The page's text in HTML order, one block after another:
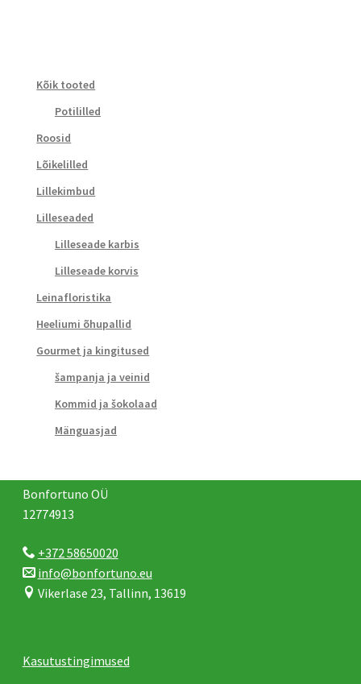
Kõik tooted
Potililled
Roosid
Lõikelilled
Lillekimbud
Lilleseaded
Lilleseade karbis
Lilleseade korvis
Leinafloristika
Heeliumi õhupallid
Gourmet ja kingitused
šampanja ja veinid
Kommid ja šokolaad
Mänguasjad
Bonfortuno OÜ
12774913
+372 58650020
info@bonfortuno.eu
Vikerlase 23, Tallinn, 13619
Kasutustingimused